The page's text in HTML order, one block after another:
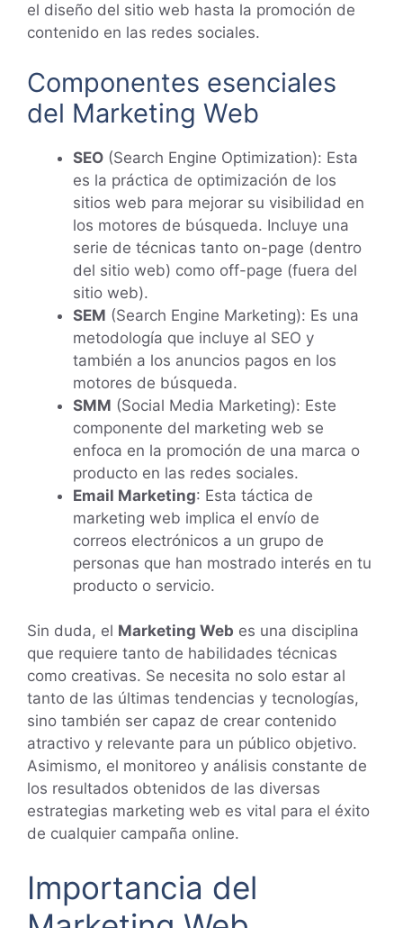
el diseño del sitio web hasta la promoción de
contenido en las redes sociales.
Componentes esenciales
del Marketing Web
SEO (Search Engine Optimization): Esta
es la práctica de optimización de los
sitios web para mejorar su visibilidad en
los motores de búsqueda. Incluye una
serie de técnicas tanto on-page (dentro
del sitio web) como off-page (fuera del
sitio web).
SEM (Search Engine Marketing): Es una
metodología que incluye al SEO y
también a los anuncios pagos en los
motores de búsqueda.
SMM (Social Media Marketing): Este
componente del marketing web se
enfoca en la promoción de una marca o
producto en las redes sociales.
Email Marketing: Esta táctica de
marketing web implica el envío de
correos electrónicos a un grupo de
personas que han mostrado interés en tu
producto o servicio.
Sin duda, el Marketing Web es una disciplina
que requiere tanto de habilidades técnicas
como creativas. Se necesita no solo estar al
tanto de las últimas tendencias y tecnologías,
sino también ser capaz de crear contenido
atractivo y relevante para un público objetivo.
Asimismo, el monitoreo y análisis constante de
los resultados obtenidos de las diversas
estrategias marketing web es vital para el éxito
de cualquier campaña online.
Importancia del